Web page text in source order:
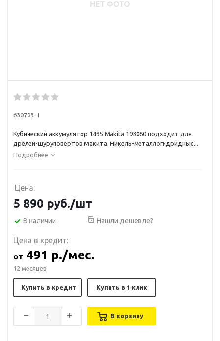
630793-1
Кубический аккумулятор 1435 Makita 193060 подходит для
дрелей-шуруповертов Макита. Никель-металлогидридные...
Подробнее
Цена:
5 890 руб./шт
В наличии Нашли дешевле?
Цена в кредит:
от 491 р./мес.
12 месяцев
Купить в кредит
В корзину
Купить в 1 клик